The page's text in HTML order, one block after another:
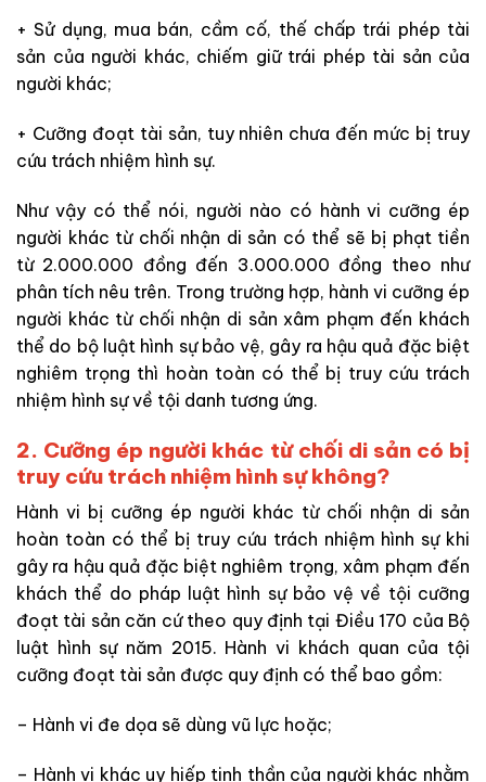
+ Sử dụng, mua bán, cầm cố, thế chấp trái phép tài
sản của người khác, chiếm giữ trái phép tài sản của
người khác;
+ Cưỡng đoạt tài sản, tuy nhiên chưa đến mức bị truy
cứu trách nhiệm hình sự.
Như vậy có thể nói, người nào có hành vi cưỡng ép
người khác từ chối nhận di sản có thể sẽ bị phạt tiền
từ 2.000.000 đồng đến 3.000.000 đồng theo như
phân tích nêu trên. Trong trường hợp, hành vi cưỡng ép
người khác từ chối nhận di sản xâm phạm đến khách
thể do bộ luật hình sự bảo vệ, gây ra hậu quả đặc biệt
nghiêm trọng thì hoàn toàn có thể bị truy cứu trách
nhiệm hình sự về tội danh tương ứng.
2. Cưỡng ép người khác từ chối di sản có bị
truy cứu trách nhiệm hình sự không?
Hành vi bị cưỡng ép người khác từ chối nhận di sản
hoàn toàn có thể bị truy cứu trách nhiệm hình sự khi
gây ra hậu quả đặc biệt nghiêm trọng, xâm phạm đến
khách thể do pháp luật hình sự bảo vệ về tội cưỡng
đoạt tài sản căn cứ theo quy định tại Điều 170 của Bộ
luật hình sự năm 2015. Hành vi khách quan của tội
cưỡng đoạt tài sản được quy định có thể bao gồm:
– Hành vi đe dọa sẽ dùng vũ lực hoặc;
– Hành vi khác uy hiếp tinh thần của người khác nhằm